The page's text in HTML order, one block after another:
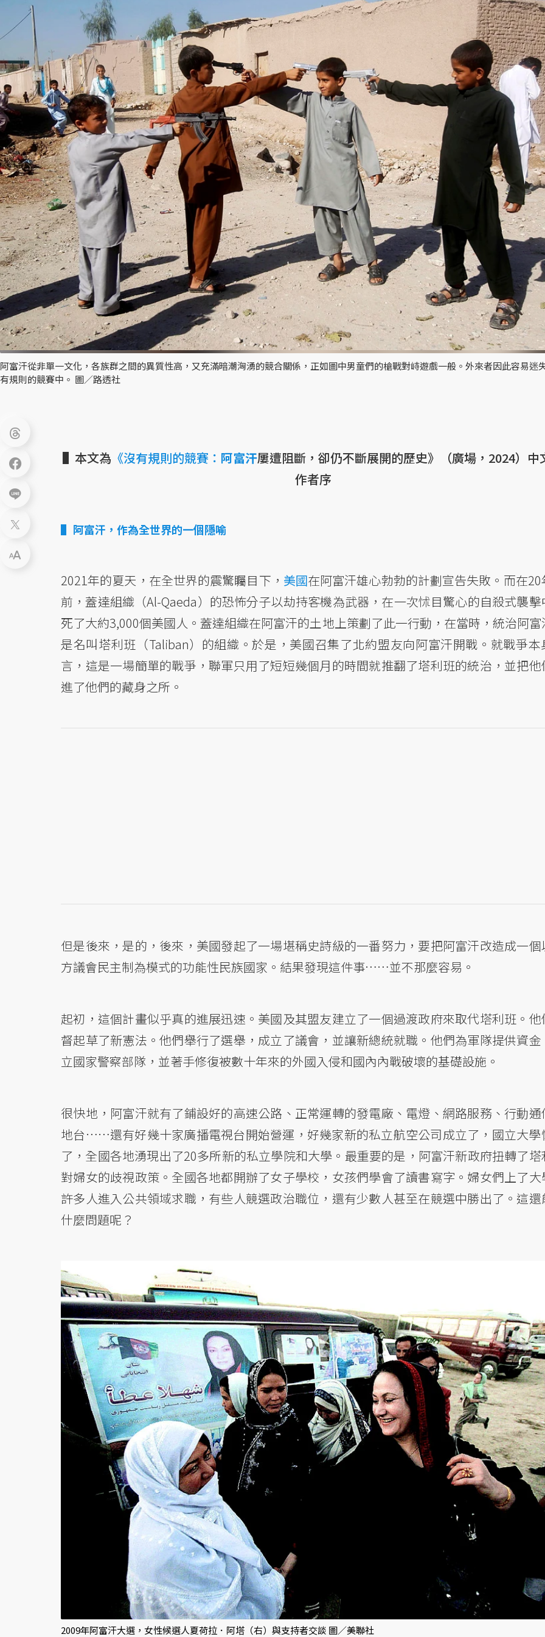
阿富汗從非單一文化，各族群之間的異質性高，又充滿暗潮洶湧的競合關係，正如圖中男童們的槍戰對峙遊戲一般。外來者因此容易迷
有規則的競賽中。 圖／路透社
▌本文為 《沒有規則的競賽： 阿富汗屢遭阻斷，卻仍不斷展開的歷史》（廣場，2024）中
作者序
阿富汗，作為全世界的一個隱喻
2021年的夏天，在全世界的震驚矚目下， 美國在阿富汗雄心勃勃的計劃宣告失敗。而在20
前，蓋達組織（Al-Qaeda）的恐怖分子以劫持客機為武器，在一次怵目驚心的自殺式襲擊
死了大約3,000個美國人。蓋達組織在阿富汗的土地上策劃了此一行動，在當時，統治阿富
是名叫塔利班（Taliban）的組織。於是，美國召集了北約盟友向阿富汗開戰。就戰爭本
言，這是一場簡單的戰爭，聯軍只用了短短幾個月的時間就推翻了塔利班的統治，並把他
進了他們的藏身之所。
但是後來，是的，後來，美國發起了一場堪稱史詩級的一番努力，要把阿富汗改造成一個
方議會民主制為模式的功能性民族國家。結果發現這件事……並不那麼容易。
起初，這個計畫似乎真的進展迅速。美國及其盟友建立了一個過渡政府來取代塔利班。他
督起草了新憲法。他們舉行了選舉，成立了議會，並讓新總統就職。他們為軍隊提供資金
立國家警察部隊，並著手修復被數十年來的外國入侵和國內內戰破壞的基礎設施。
很快地，阿富汗就有了鋪設好的高速公路、正常運轉的發電廠、電燈、網路服務、行動通
地台……還有好幾十家廣播電視台開始營運，好幾家新的私立航空公司成立了，國立大學
了，全國各地湧現出了20多所新的私立學院和大學。最重要的是，阿富汗新政府扭轉了塔
對婦女的歧視政策。全國各地都開辦了女子學校，女孩們學會了讀書寫字。婦女們上了大
許多人進入公共領域求職，有些人競選政治職位，還有少數人甚至在競選中勝出了。這還
什麼問題呢？
2009年阿富汗大選，女性候選人夏荷拉．阿塔（右）與支持者交談 圖／美聯社